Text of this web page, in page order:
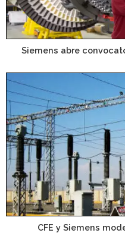
Siemens abre
CFE y Siemens